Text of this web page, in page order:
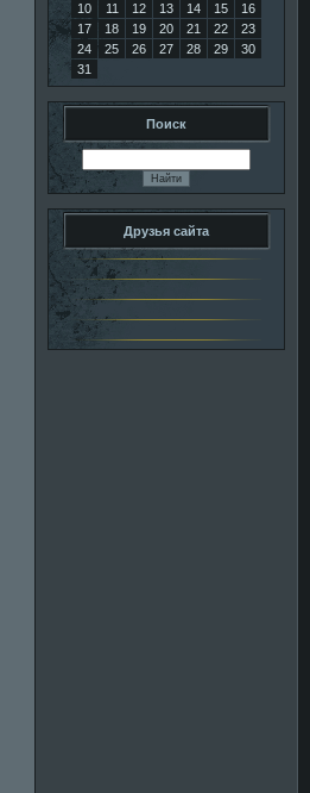
10
11 12 13 14 15
16
17
18 19 20 21 22
23
24
25 26 27 28 29
30
31
Поиск
Друзья сайта